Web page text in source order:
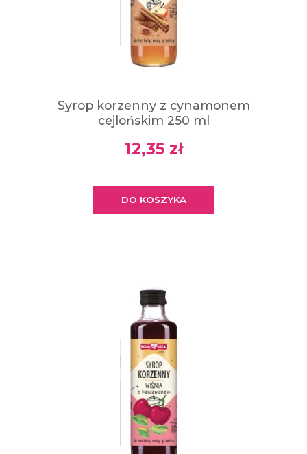
Syrop korzenny z cynamonem
cejlońskim 250 ml
12,35 zł
DO KOSZYKA